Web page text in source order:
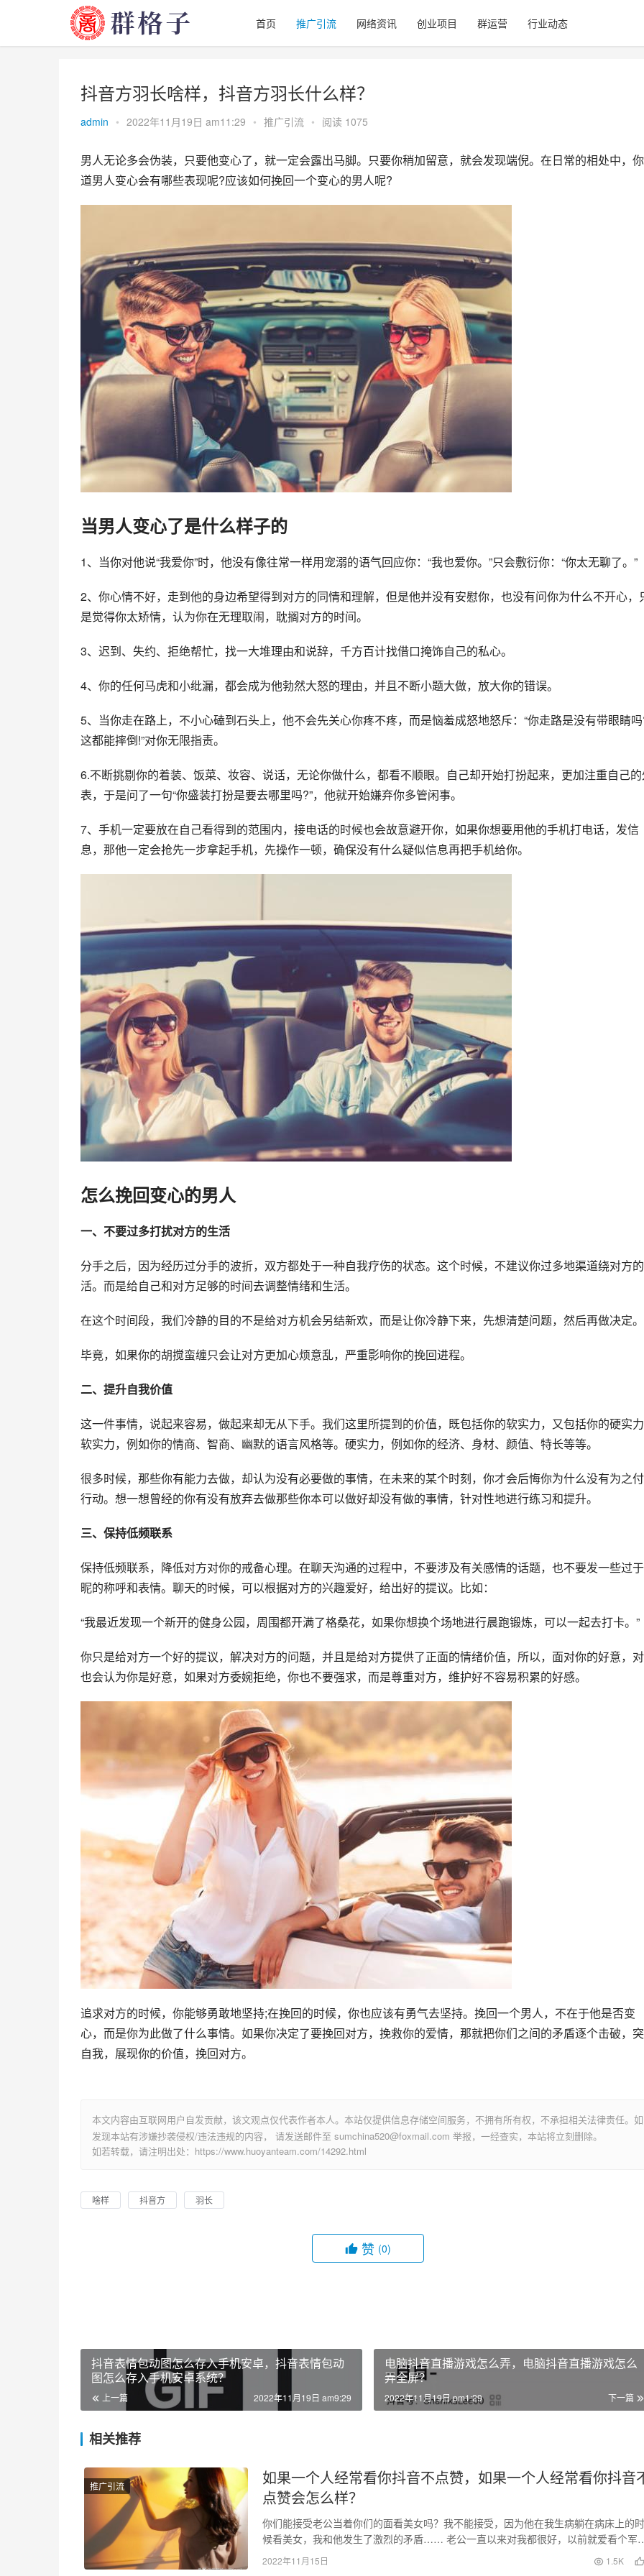
首页 推广引流 网络资讯 创业项目 群运营 行业动态
抖音方羽长啥样，抖音方羽长什么样？
admin • 2022年11月19日 am11:29 • 推广引流 • 阅读 1075
男人无论多会伪装，只要他变心了，就一定会露出马脚。只要你稍加留意，就会发现端倪。在日常的相处中，
道男人变心会有哪些表现呢?应该如何挽回一个变心的男人呢?
当男人变心了是什么样子的
1、当你对他说“我爱你”时，他没有像往常一样用宠溺的语气回应你：“我也爱你。”只会敷衍你：“你太无聊了。”
2、你心情不好，走到他的身边希望得到对方的同情和理解，但是他并没有安慰你，也没有问你为什么不开心，
是觉得你太矫情，认为你在无理取闹，耽搁对方的时间。
3、迟到、失约、拒绝帮忙，找一大堆理由和说辞，千方百计找借口掩饰自己的私心。
4、你的任何马虎和小纰漏，都会成为他勃然大怒的理由，并且不断小题大做，放大你的错误。
5、当你走在路上，不小心磕到石头上，他不会先关心你疼不疼，而是恼羞成怒地怒斥：“你走路是没有带眼睛
这都能摔倒!”对你无限指责。
6.不断挑剔你的着装、饭菜、妆容、说话，无论你做什么，都看不顺眼。自己却开始打扮起来，更加注重自己
表，于是问了一句“你盛装打扮是要去哪里吗?”，他就开始嫌弃你多管闲事。
7、手机一定要放在自己看得到的范围内，接电话的时候也会故意避开你，如果你想要用他的手机打电话，发信
息，那他一定会抢先一步拿起手机，先操作一顿，确保没有什么疑似信息再把手机给你。
怎么挽回变心的男人
一、不要过多打扰对方的生活
分手之后，因为经历过分手的波折，双方都处于一种自我疗伤的状态。这个时候，不建议你过多地渠道绕对方
活。而是给自己和对方足够的时间去调整情绪和生活。
在这个时间段，我们冷静的目的不是给对方机会另结新欢，而是让你冷静下来，先想清楚问题，然后再做决定。
毕竟，如果你的胡搅蛮缠只会让对方更加心烦意乱，严重影响你的挽回进程。
二、提升自我价值
这一件事情，说起来容易，做起来却无从下手。我们这里所提到的价值，既包括你的软实力，又包括你的硬实
软实力，例如你的情商、智商、幽默的语言风格等。硬实力，例如你的经济、身材、颜值、特长等等。
很多时候，那些你有能力去做，却认为没有必要做的事情，在未来的某个时刻，你才会后悔你为什么没有为之
行动。想一想曾经的你有没有放弃去做那些你本可以做好却没有做的事情，针对性地进行练习和提升。
三、保持低频联系
保持低频联系，降低对方对你的戒备心理。在聊天沟通的过程中，不要涉及有关感情的话题，也不要发一些过
昵的称呼和表情。聊天的时候，可以根据对方的兴趣爱好，给出好的提议。比如：
“我最近发现一个新开的健身公园，周围都开满了格桑花，如果你想换个场地进行晨跑锻炼，可以一起去打卡。”
你只是给对方一个好的提议，解决对方的问题，并且是给对方提供了正面的情绪价值，所以，面对你的好意，
也会认为你是好意，如果对方委婉拒绝，你也不要强求，而是尊重对方，维护好不容易积累的好感。
追求对方的时候，你能够勇敢地坚持;在挽回的时候，你也应该有勇气去坚持。挽回一个男人，不在于他是否变
心，而是你为此做了什么事情。如果你决定了要挽回对方，挽救你的爱情，那就把你们之间的矛盾逐个击破，
自我，展现你的价值，挽回对方。
本文内容由互联网用户自发贡献，该文观点仅代表作者本人。本站仅提供信息存储空间服务，不拥有所有权，不承担相关法律责任。如
发现本站有涉嫌抄袭侵权/违法违规的内容， 请发送邮件至 sumchina520@foxmail.com 举报，一经查实，本站将立刻删除。
如若转载，请注明出处：https://www.huoyanteam.com/14292.html
啥样 抖音方 羽长
赞 (0)
抖音表情包动图怎么存入手机安卓，抖音表情包动
图怎么存入手机安卓系统？
上一篇 2022年11月19日 am9:29
电脑抖音直播游戏怎么弄，电脑抖音直播游戏怎么
弄全屏？
下一篇
2022年11月19日 pm1:29
相关推荐
推广引流
如果一个人经常看你抖音不点赞，如果一个人经常看你抖音
点赞会怎么样？
你们能接受老公当着你们的面看美女吗？我不能接受，因为他在我生病躺在病床上的时
候看美女，我和他发生了激烈的矛盾…… 老公一直以来对我都很好，以前就爱看个军
片之类的电视剧。 但是去年…
2022年11月15日 1.5K